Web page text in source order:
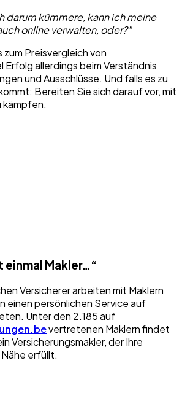
darum kümmere, kann ich meine
online verwalten, oder?"
Preisvergleich von
Erfolg allerdings beim Verständnis
und Ausschlüsse. Und falls es zu
Bereiten Sie sich darauf vor, mit
kämpfen.
einmal Makler…“
Versicherer arbeiten mit Maklern
einen persönlichen Service auf
Unter den 2.185 auf
vertretenen Maklern findet
Versicherungsmakler, der Ihre
erfüllt.